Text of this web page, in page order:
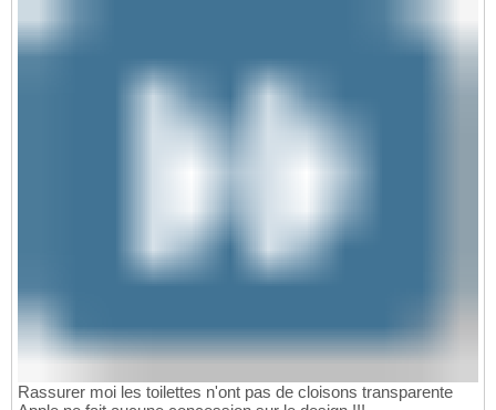
Rassurer moi les toilettes n'ont pas de cloisons transparente